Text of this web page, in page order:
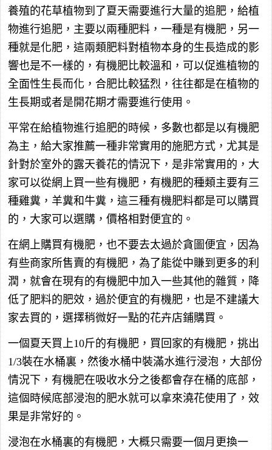
養殖的花草植物到了夏天需要進行大量的追肥，給植
物進行追肥，主要以兩種肥料，一種是有機肥，另一
種就是化肥，這兩類肥料對植物本身的生長造成的影
響也是不一樣的，有機肥比較溫和，可以促進植物的
全面性生長而化，合肥比較猛烈，往往都是在植物的
生長期或者是開花期才需要進行使用。
平常在給植物進行追肥的時候，多數也都是以有機肥
為主，給大家推薦一種非常實用的施肥方式，尤其是
針對於室外的露天養花的情況下，是非常實用的，大
家可以從網上買一些有機肥，有機肥的種類主要有三
種雞糞，羊糞和牛糞，這三種有機肥料都是可以購買
的，大家可以選購，價格相對便宜的。
在網上購買有機肥，也不要去太過於貪圖便宜，因為
有些商家所售賣的有機肥，為了能從中賺到更多的利
潤，就會在現有的有機肥中加入一些其他的雜質，降
低了肥料的肥效，過於便宜的有機肥，也是不建議大
家去買的，選擇稍微好一點的花卉店鋪購買。
一個夏天買上10斤的有機肥，買回家的有機肥，挑出
1/3裝在水桶裏，然後水桶中裝滿水進行浸泡，大部份
情況下，有機肥在吸收水分之後都會存在桶的底部，
這個時候底部浸泡的肥水就可以拿來澆花使用了，效
果是非常好的。
浸泡在水桶裏的有機肥，大概只需要一個月更換一